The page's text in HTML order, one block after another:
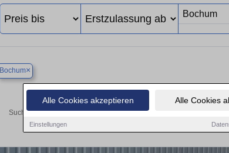
Alle Cookies akzeptieren Alle Cookies
Einstellungen
Bochum×
Finden Sie in Bochum
Suchen Sie in Bochum einen Alfa Romeo GT Gebrauchtwagen?
Preisklassen